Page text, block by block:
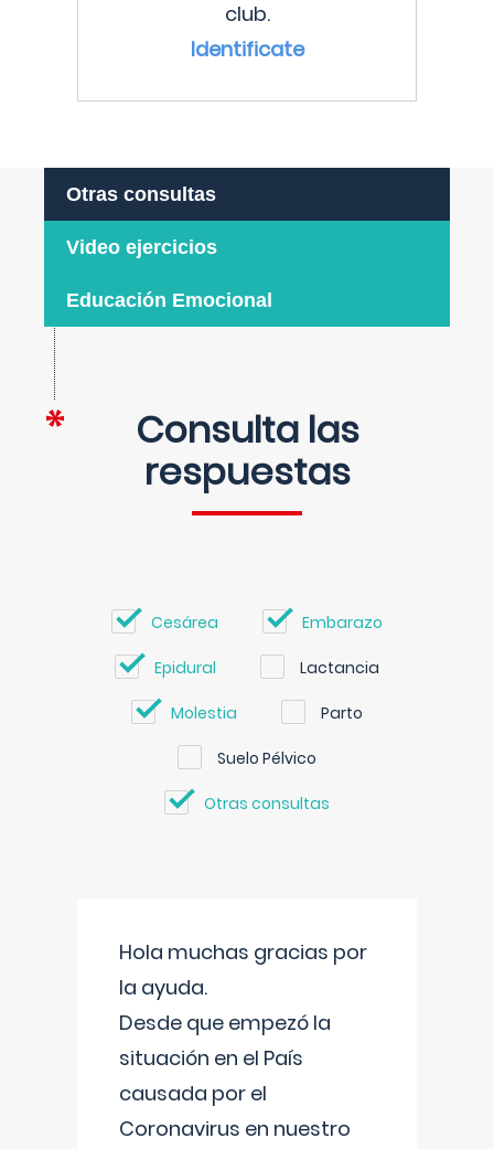
club.
Identificate
Otras consultas
Video ejercicios
Educación Emocional
Consulta las
respuestas
Cesárea Embarazo
Epidural Lactancia
Molestia Parto
Suelo Pélvico
Otras consultas
Hola muchas gracias por
la ayuda.
Desde que empezó la
situación en el País
causada por el
Coronavirus en nuestro